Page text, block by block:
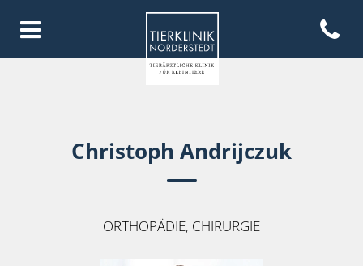
Homepage Tierklinik
Open
Christoph Andrijczuk
ORTHOPÄDIE, CHIRURGIE